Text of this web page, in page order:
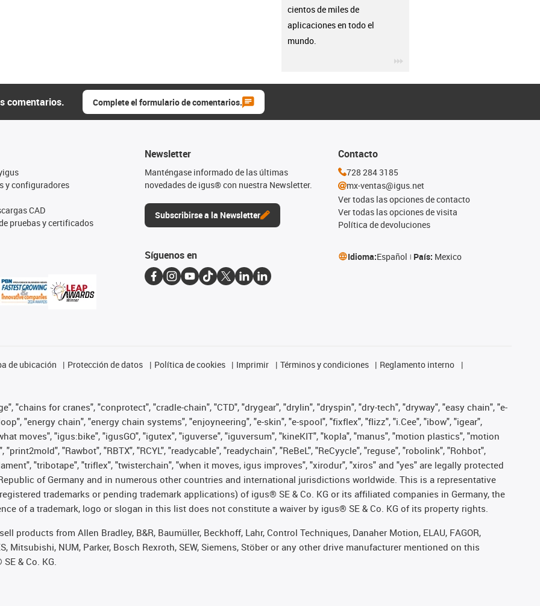
cientos de miles de
aplicaciones en todo el
mundo.
comentarios. Complete el formulario de comentarios.
y configuradores
CAD
pruebas y certificados
Newsletter
Manténgase informado de las últimas
novedades de igus® con nuestra Newsletter.
Subscribirse a la Newsletter
Contacto
728 284 3185
mx-ventas@igus.net
Ver todas las opciones de contacto
Ver todas las opciones de visita
Política de devoluciones
Síguenos en Idioma:Español País: Mexico
de ubicación Protección de datos Política de cookies Imprimir Términos y condiciones
Reglamento interno
"chains for cranes", "conprotect", "cradle-chain", "CTD", "drygear", "drylin", "dryspin", "dry-tech", "dryway", "easy chain", "e-
"energy chain", "energy chain systems", "enjoyneering", "e-skin", "e-spool", "fixflex", "flizz", "i.Cee", "ibow", "igear",
moves", "igus:bike", "igusGO", "igutex", "iguverse", "iguversum", "kineKIT", "kopla", "manus", "motion plastics", "motion
"Rawbot", "RBTX", "RCYL", "readycable", "readychain", "ReBeL", "ReCyycle", "reguse", "robolink", "Rohbot",
"tribotape", "triflex", "twisterchain", "when it moves, igus improves", "xirodur", "xiros" and "yes" are legally protected
of Germany and in numerous other countries and international jurisdictions worldwide. This is a representative
trademarks or pending trademark applications) of igus® SE & Co. KG or its affiliated companies in Germany, the
of a trademark, logo or slogan in this list does not constitute a waiver by igus® SE & Co. KG of its property rights.
products from Allen Bradley, B&R, Baumüller, Beckhoff, Lahr, Control Techniques, Danaher Motion, ELAU, FAGOR,
Mitsubishi, NUM, Parker, Bosch Rexroth, SEW, Siemens, Stöber or any other drive manufacturer mentioned on this
& Co. KG.